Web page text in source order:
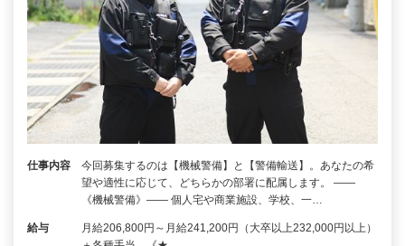
仕事内容
今回募集するのは【機械警備】と【警備輸送】。あなたの希
望や適性に応じて、どちらかの部署に配属します。 ――
《機械警備》―― 個人宅や商業施設、学校、一…
給与
月給206,800円～月給241,200円（大卒以上232,000円以上）